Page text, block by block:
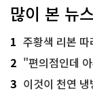
많이 본 뉴스
1 주황색 리본 따라
2 "편의점인데 아무
3 이것이 천연